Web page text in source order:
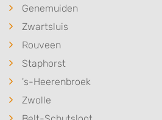
Genemuiden
Zwartsluis
Rouveen
Staphorst
's-Heerenbroek
Zwolle